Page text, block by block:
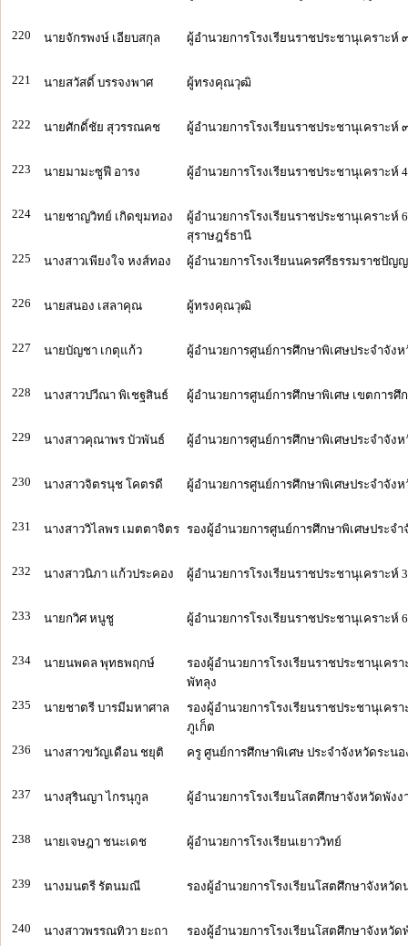
220 นายจักรพงษ์ เอียบสกุล ผู้อำนวยการโรงเรียนราชประชานุเคราะห์
221 นายสวัสดิ์ บรรจงพาศ ผู้ทรงคุณวุฒิ
222 นายศักดิ์ชัย สุวรรณคช ผู้อำนวยการโรงเรียนราชประชานุเคราะห์
223 นายมามะซูฟี อารง ผู้อำนวยการโรงเรียนราชประชานุเคราะห์
224 นายชาญวิทย์ เกิดขุมทอง
ผู้อำนวยการโรงเรียนราชประชานุเคราะห์
สุราษฎร์ธานี
225
นางสาวเพียงใจ หงส์ทอง ผู้อำนวยการโรงเรียนนครศรีธรรมราชปัญ
226 นายสนอง เสลาคุณ ผู้ทรงคุณวุฒิ
227 นายบัญชา เกตุแก้ว ผู้อำนวยการศูนย์การศึกษาพิเศษประจำจัง
228 นางสาวปวีณา พิเชฐสินธ์ ผู้อำนวยการศูนย์การศึกษาพิเศษ เขตการศึ
229 นางสาวคุณาพร บัวพันธ์ ผู้อำนวยการศูนย์การศึกษาพิเศษประจำจัง
230 นางสาวจิตรนุช โคตรดี ผู้อำนวยการศูนย์การศึกษาพิเศษประจำจังห
231 นางสาววิไลพร เมตตาจิตร รองผู้อำนวยการศูนย์การศึกษาพิเศษประจำ
232 นางสาวนิภา แก้วประคอง ผู้อำนวยการโรงเรียนราชประชานุเคราะห์
233 นายกวิศ หนูชู ผู้อำนวยการโรงเรียนราชประชานุเคราะห์
234 นายนพดล พุทธพฤกษ์
รองผู้อำนวยการโรงเรียนราชประชานุเคร
พัทลุง
235
นายชาตรี บารมีมหาศาล
รองผู้อำนวยการโรงเรียนราชประชานุเคร
ภูเก็ต
236
นางสาวขวัญเดือน ชยุติ ครู ศูนย์การศึกษาพิเศษ ประจำจังหวัดระนอ
237 นางสุรินญา ไกรนุกูล ผู้อำนวยการโรงเรียนโสตศึกษาจังหวัดพังง
238 นายเจษฎา ชนะเดช ผู้อำนวยการโรงเรียนเยาววิทย์
239 นางมนตรี รัตนมณี รองผู้อำนวยการโรงเรียนโสตศึกษาจังหวัด
240 นางสาวพรรณทิวา ยะถา รองผู้อำนวยการโรงเรียนโสตศึกษาจังหวัด